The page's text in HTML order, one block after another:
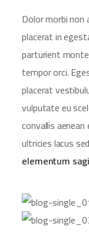
Dolor morbi non
placerat in
parturient
tempor orci.
placerat
vulputate eu
convallis
ultricies lacus
elementum